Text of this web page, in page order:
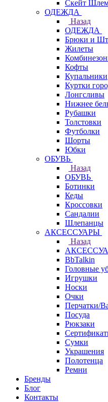
Скейт
ОДЕЖДА
Назад
ОДЕЖДА
Брюки и
Жилеты
Кофты
Купальники
Куртки
Лонгсливы
Нижнее
Рубашки
Толстовки
Футболки
Шорты
Юбки
ОБУВЬ
Назад
ОБУВЬ
Ботинки
Кеды
Кроссовки
Сандалии
Шлепанцы
АКСЕССУАРЫ
Назад
BbTalkin
Головные
Игрушки
Носки
Очки
Перчатки/
Посуда
Рюкзаки
Сумки
Украшения
Полотенца
Ремни
Бренды
Блог
Контакты